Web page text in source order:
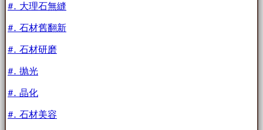
#. 大理石無縫
#. 石材舊翻新
#. 石材研磨
#. 抛光
#. 晶化
#. 石材美容